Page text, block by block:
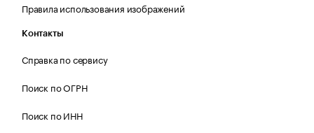
Правила использования изображений
Контакты
Справка по сервису
Поиск по ОГРН
Поиск по ИНН